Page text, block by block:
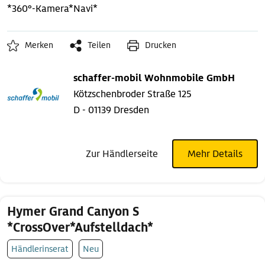
*360°-Kamera*Navi*
Merken Teilen Drucken
schaffer-mobil Wohnmobile GmbH
Kötzschenbroder Straße 125
D - 01139 Dresden
Zur Händlerseite Mehr Details
Hymer Grand Canyon S
*CrossOver*Aufstelldach*
Händlerinserat Neu